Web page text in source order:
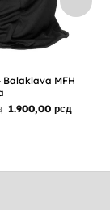
Balaklava MFH
Originalna
1.900,00 рсд
cena